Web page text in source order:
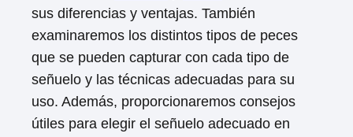
sus diferencias y ventajas. También
examinaremos los distintos tipos de peces
que se pueden capturar con cada tipo de
señuelo y las técnicas adecuadas para su
uso. Además, proporcionaremos consejos
útiles para elegir el señuelo adecuado en